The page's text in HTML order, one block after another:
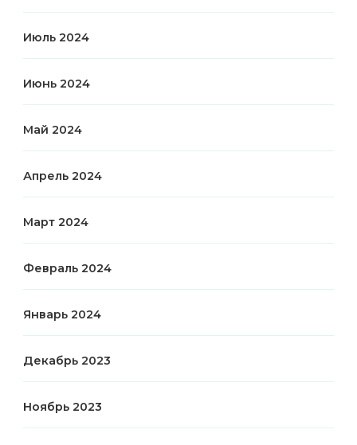
Июль 2024
Июнь 2024
Май 2024
Апрель 2024
Март 2024
Февраль 2024
Январь 2024
Декабрь 2023
Ноябрь 2023